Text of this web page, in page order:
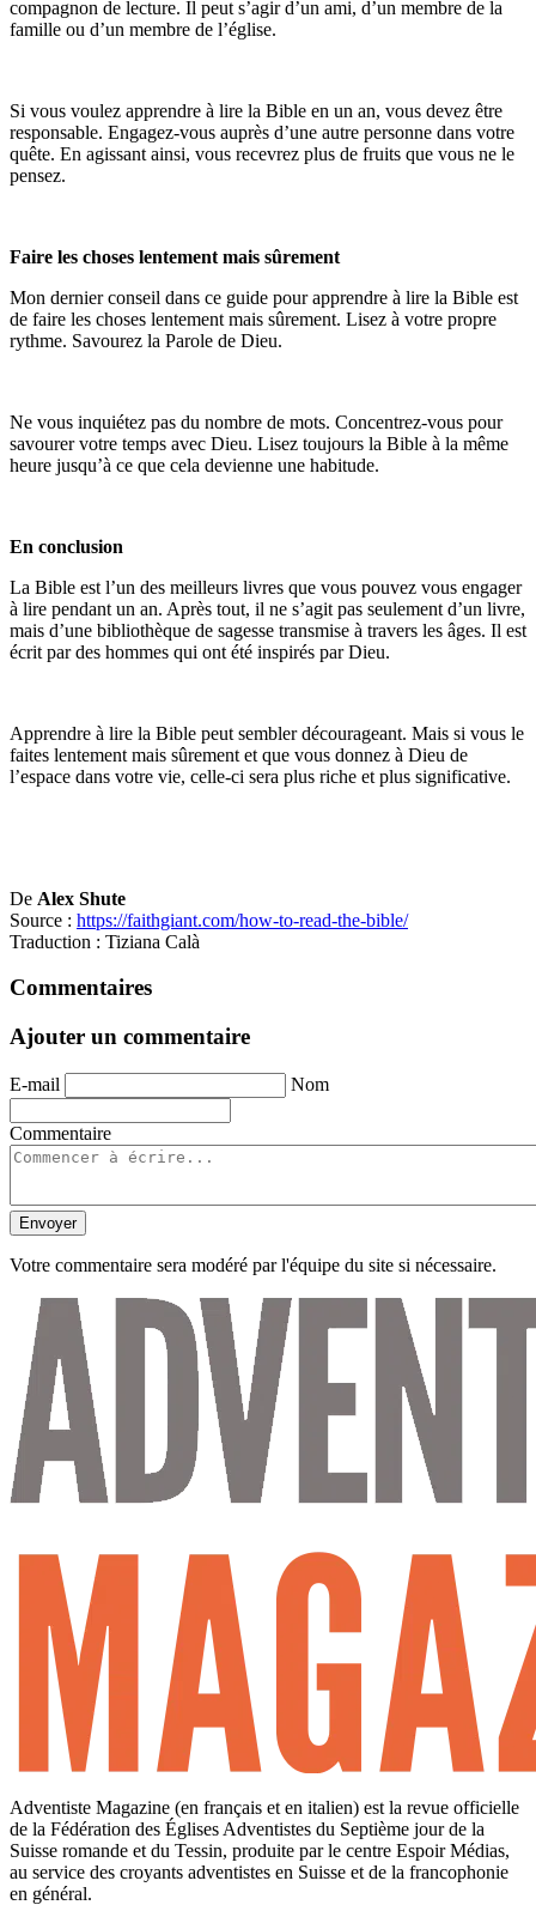
compagnon de lecture. Il peut s’agir d’un ami, d’un membre de la
famille ou d’un membre de l’église.
Si vous voulez apprendre à lire la Bible en un an, vous devez être
responsable. Engagez-vous auprès d’une autre personne dans votre
quête. En agissant ainsi, vous recevrez plus de fruits que vous ne le
pensez.
Faire les choses lentement mais sûrement
Mon dernier conseil dans ce guide pour apprendre à lire la Bible est
de faire les choses lentement mais sûrement. Lisez à votre propre
rythme. Savourez la Parole de Dieu.
Ne vous inquiétez pas du nombre de mots. Concentrez-vous pour
savourer votre temps avec Dieu. Lisez toujours la Bible à la même
heure jusqu’à ce que cela devienne une habitude.
En conclusion
La Bible est l’un des meilleurs livres que vous pouvez vous engager
à lire pendant un an. Après tout, il ne s’agit pas seulement d’un livre,
mais d’une bibliothèque de sagesse transmise à travers les âges. Il est
écrit par des hommes qui ont été inspirés par Dieu.
Apprendre à lire la Bible peut sembler décourageant. Mais si vous le
faites lentement mais sûrement et que vous donnez à Dieu de
l’espace dans votre vie, celle-ci sera plus riche et plus significative.
De Alex Shute
Source : https://faithgiant.com/how-to-read-the-bible/
Traduction : Tiziana Calà
Commentaires
Ajouter un commentaire
E-mail Nom
Commentaire
Envoyer
Votre commentaire sera modéré par l'équipe du site si nécessaire.
Adventiste Magazine (en français et en italien) est la revue officielle
de la Fédération des Églises Adventistes du Septième jour de la
Suisse romande et du Tessin, produite par le centre Espoir Médias,
au service des croyants adventistes en Suisse et de la francophonie
en général.